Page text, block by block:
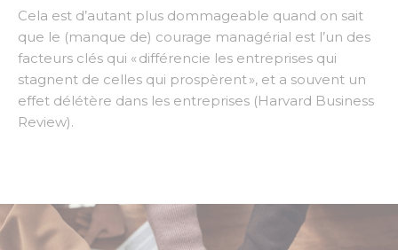
Cela est d’autant plus dommageable quand on sait
que le (manque de) courage managérial est l’un des
facteurs clés qui « différencie les entreprises qui
stagnent de celles qui prospèrent», et a souvent un
effet délétère dans les entreprises (Harvard Business
Review).